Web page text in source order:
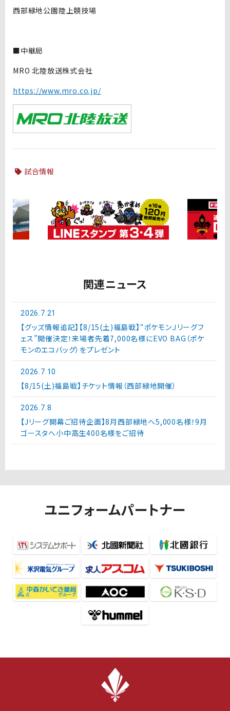
西部緑地公園陸上競技場
■中継局
MRO 北陸放送株式会社
https://www.mro.co.jp/
試合情報
関連ニュース
2026.7.21
【グッズ情報追記】【8/15(土)福島戦】“ポケモンＪリーグフ
ェス”開催決定！来場者先着7,000名様にEVO BAG（ポケ
モンのエコバッグ）をプレゼント
2026.7.10
【8/15(土)福島戦】チケット情報（西部緑地開催）
2026.7.8
【Jリーグ開幕ご招待企画】8月西部緑地へ5,000名様！9月
ゴースタへ小中高生400名様をご招待
ユニフォームパートナー